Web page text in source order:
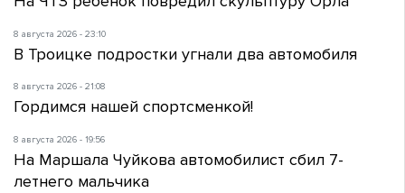
8 августа 2026 - 23:10
В Троицке подростки угнали два автомобиля
8 августа 2026 - 21:08
Гордимся нашей спортсменкой!
8 августа 2026 - 19:56
На Маршала Чуйкова автомобилист сбил 7-
летнего мальчика